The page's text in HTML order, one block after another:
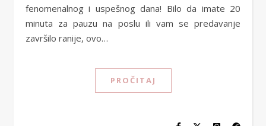
fenomenalnog i uspešnog dana! Bilo da imate 20
minuta za pauzu na poslu ili vam se predavanje
završilo ranije, ovo…
PROČITAJ